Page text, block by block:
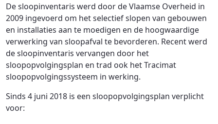
De sloopinventaris werd door de Vlaamse Overheid in
2009 ingevoerd om het selectief slopen van gebouwen
en installaties aan te moedigen en de hoogwaardige
verwerking van sloopafval te bevorderen. Recent werd
de sloopinventaris vervangen door het
sloopopvolgingsplan en trad ook het Tracimat
sloopopvolgingssysteem in werking.
Sinds 4 juni 2018 is een sloopopvolgingsplan verplicht
voor: